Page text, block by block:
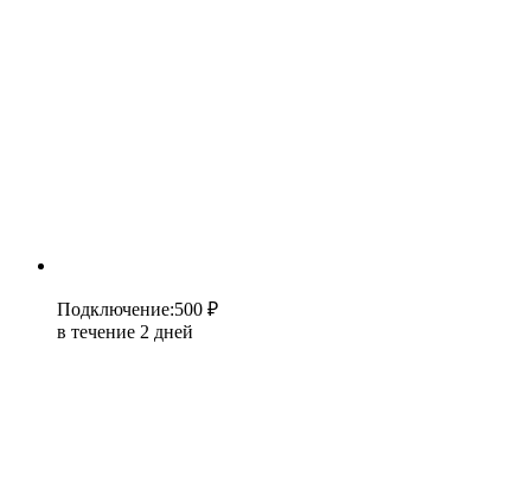
Подключение:500 ₽
в течение 2 дней